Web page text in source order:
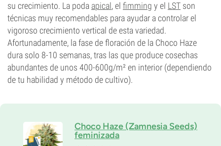
su crecimiento. La poda apical, el fimming y el LST son
técnicas muy recomendables para ayudar a controlar el
vigoroso crecimiento vertical de esta variedad.
Afortunadamente, la fase de floración de la Choco Haze
dura solo 8-10 semanas, tras las que produce cosechas
abundantes de unos 400-600g/m² en interior (dependiendo
de tu habilidad y método de cultivo).
Choco Haze (Zamnesia Seeds)
feminizada